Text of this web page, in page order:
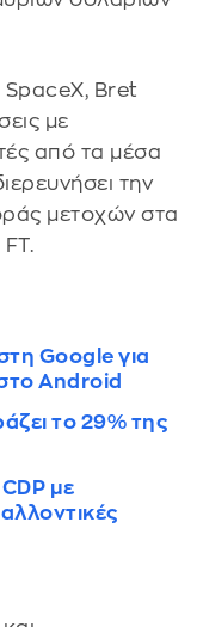
SpaceX, Bret
με
από τα μέσα
την
μετοχών στα
Google για
Android
το 29% της
με